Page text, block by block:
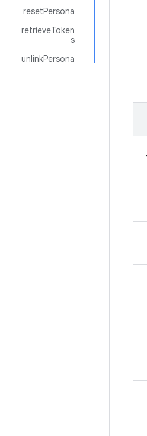
resetPersona
retrieveToken
s
unlinkPersona